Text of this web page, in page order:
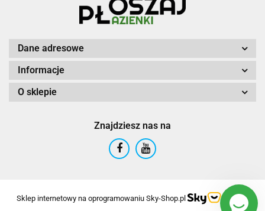
Dane adresowe
Informacje
O sklepie
Znajdziesz nas na
Sklep internetowy na oprogramowaniu Sky-Shop.pl